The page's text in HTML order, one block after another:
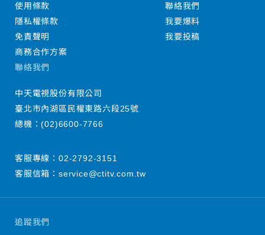
追蹤我們
使用條款
隱私權條款
免責聲明
商務合作方案
聯絡我們
我要爆料
我要投稿
聯絡我們
中天電視股份有限公司
臺北市內湖區民權東路六段25號
總機：(02)6600-7766
客服專線： 02-2792-3151
客服信箱： service@ctitv.com.tw